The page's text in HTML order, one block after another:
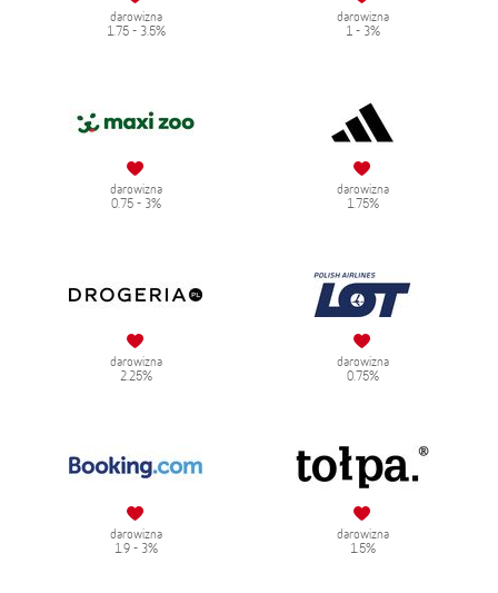
darowizna
1.75 - 3.5%
darowizna
1 - 3%
darowizna
0.75 - 3%
darowizna
1.75%
darowizna
2.25%
darowizna
0.75%
darowizna
1.9 - 3%
darowizna
1.5%